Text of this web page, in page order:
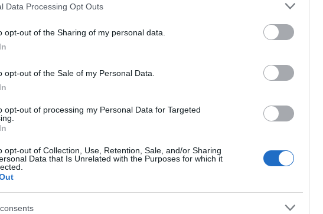
Data Processing Opt Outs
opt-out of the Sharing of my personal data.
opt-out of the Sale of my Personal Data.
opt-out of processing my Personal Data for Targeted
opt-out of Collection, Use, Retention, Sale, and/or Sharing
Data that Is Unrelated with the Purposes for which it
a városi
EGYÉB
a Színes Város Budapest
Fesztivál